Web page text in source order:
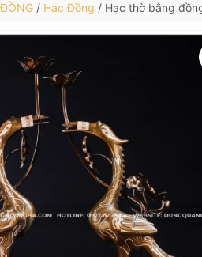
/ Hạc Đồng / Hạc thờ bằng